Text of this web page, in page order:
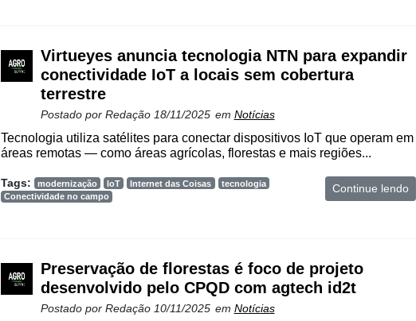
Virtueyes anuncia tecnologia NTN para expandir
conectividade IoT a locais sem cobertura
terrestre
Postado por Redação 18/11/2025 em Notícias
Tecnologia utiliza satélites para conectar dispositivos IoT que operam em
áreas remotas — como áreas agrícolas, florestas e mais regiões...
Tags: modernização IoT Internet das Coisas
tecnologia
Conectividade no campo
Continue lendo
Preservação de florestas é foco de projeto
desenvolvido pelo CPQD com agtech id2t
Postado por Redação 10/11/2025 em Notícias